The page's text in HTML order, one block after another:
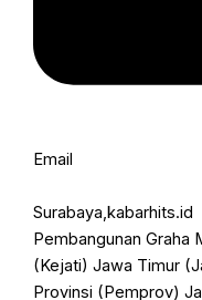
Email
Surabaya,kabarhits.id
Pembangunan Graha
(Kejati) Jawa Timur
Provinsi (Pemprov)